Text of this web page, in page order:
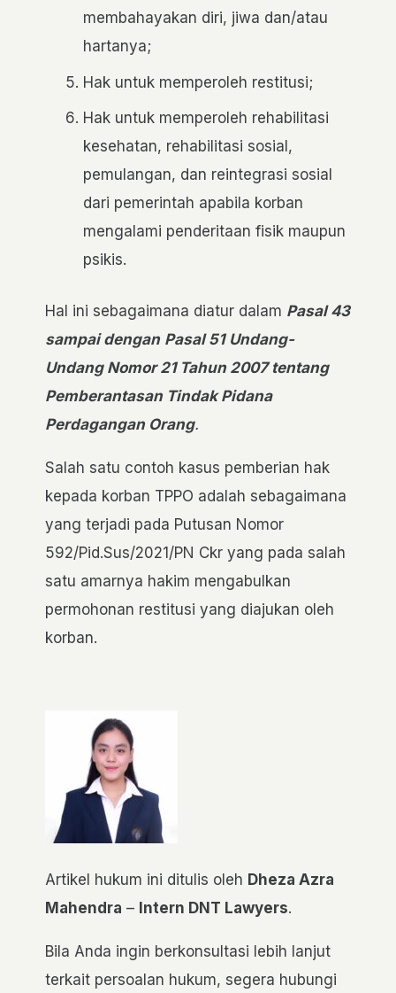
membahayakan diri, jiwa dan/atau
hartanya;
Hak untuk memperoleh restitusi;
Hak untuk memperoleh rehabilitasi
kesehatan, rehabilitasi sosial,
pemulangan, dan reintegrasi sosial
dari pemerintah apabila korban
mengalami penderitaan fisik maupun
psikis.
Hal ini sebagaimana diatur dalam Pasal 43
sampai dengan Pasal 51 Undang-
Undang Nomor 21 Tahun 2007 tentang
Pemberantasan Tindak Pidana
Perdagangan Orang.
Salah satu contoh kasus pemberian hak
kepada korban TPPO adalah sebagaimana
yang terjadi pada Putusan Nomor
592/Pid.Sus/2021/PN Ckr yang pada salah
satu amarnya hakim mengabulkan
permohonan restitusi yang diajukan oleh
korban.
Artikel hukum ini ditulis oleh Dheza Azra
Mahendra – Intern DNT Lawyers.
Bila Anda ingin berkonsultasi lebih lanjut
terkait persoalan hukum, segera hubungi